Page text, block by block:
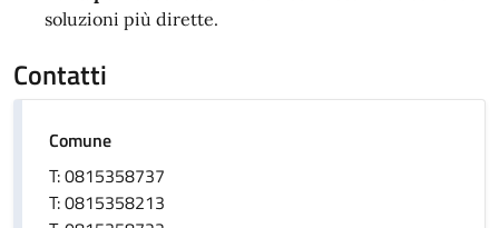
soluzioni più dirette.
Contatti
Comune
T: 0815358737
T: 0815358213